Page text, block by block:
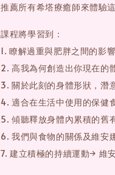
推薦所有希塔療癒師來體驗
課程將學習到：
1. 瞭解過重與肥胖之間的影響
2. 高我為何創造出你現在的
3. 關於此刻的身體形狀，潛
4. 適合在生活中使用的保健
5. 傾聽釋放身體內累積的舊
6. 我們與食物的關係及維安
7. 建立積極的持續運動→ 維